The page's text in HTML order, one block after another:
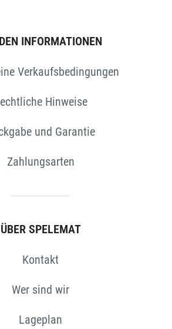
INFORMATIONEN
Verkaufsbedingungen
Hinweise
und Garantie
Zahlungsarten
ÜBER SPELEMAT
Kontakt
Wer sind wir
Lageplan